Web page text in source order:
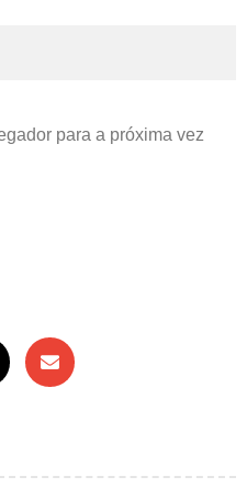
para a próxima vez